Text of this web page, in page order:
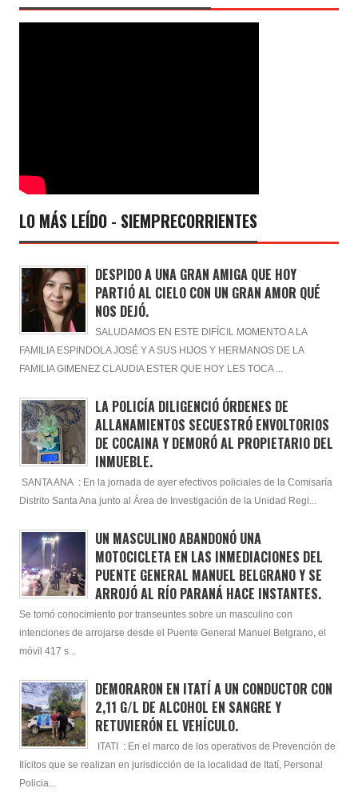
LO MÁS LEÍDO - SIEMPRECORRIENTES
DESPIDO A UNA GRAN AMIGA QUE HOY
PARTIÓ AL CIELO CON UN GRAN AMOR QUÉ
NOS DEJÓ.
SALUDAMOS EN ESTE DIFÍCIL MOMENTO A LA
FAMILIA ESPINDOLA JOSÉ Y A SUS HIJOS Y HERMANOS DE LA
FAMILIA GIMENEZ CLAUDIA ESTER QUE HOY LES TOCA ...
LA POLICÍA DILIGENCIÓ ÓRDENES DE
ALLANAMIENTOS SECUESTRÓ ENVOLTORIOS
DE COCAINA Y DEMORÓ AL PROPIETARIO DEL
INMUEBLE.
SANTA ANA : En la jornada de ayer efectivos policiales de la Comisaría
Distrito Santa Ana junto al Área de Investigación de la Unidad Regi...
UN MASCULINO ABANDONÓ UNA
MOTOCICLETA EN LAS INMEDIACIONES DEL
PUENTE GENERAL MANUEL BELGRANO Y SE
ARROJÓ AL RÍO PARANÁ HACE INSTANTES.
Se tomó conocimiento por transeuntes sobre un masculino con
intenciones de arrojarse desde el Puente General Manuel Belgrano, el
móvil 417 s...
DEMORARON EN ITATÍ A UN CONDUCTOR CON
2,11 G/L DE ALCOHOL EN SANGRE Y
RETUVIERÓN EL VEHÍCULO.
ITATI : En el marco de los operativos de Prevención de
Ilícitos que se realizan en jurisdicción de la localidad de Itatí, Personal
Policia...